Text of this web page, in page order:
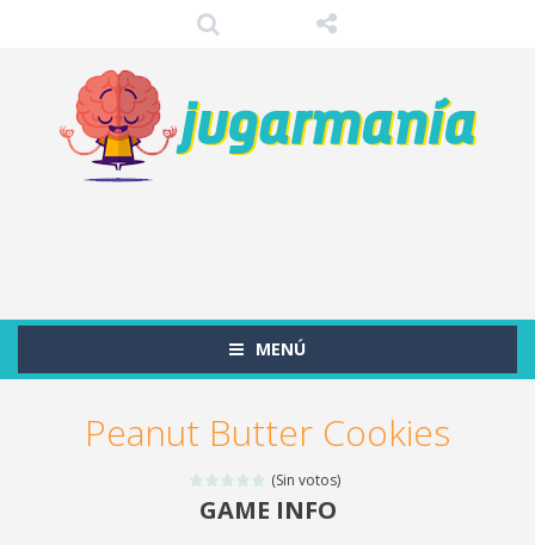
MENÚ
Peanut Butter Cookies
(Sin votos)
GAME INFO